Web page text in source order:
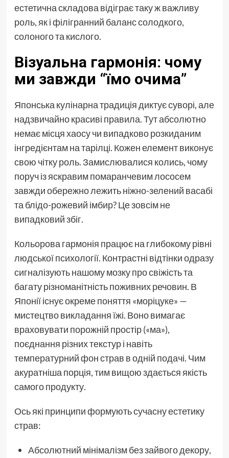
естетична складова відіграє таку ж важливу
роль, як і філігранний баланс солодкого,
солоного та кислого.
Візуальна гармонія: чому
ми завжди “їмо очима”
Японська кулінарна традиція диктує суворі, але
надзвичайно красиві правила. Тут абсолютно
немає місця хаосу чи випадково розкиданим
інгредієнтам на тарілці. Кожен елемент виконує
свою чітку роль. Замислювалися колись, чому
поруч із яскравим помаранчевим лососем
завжди обережно лежить ніжно-зелений васабі
та блідо-рожевий імбир? Це зовсім не
випадковий збіг.
Кольорова гармонія працює на глибокому рівні
людської психології. Контрастні відтінки одразу
сигналізують нашому мозку про свіжість та
багату різноманітність поживних речовин. В
Японії існує окреме поняття «моріцуке» —
мистецтво викладання їжі. Воно вимагає
враховувати порожній простір («ма»),
поєднання різних текстур і навіть
температурний фон страв в одній подачі. Чим
акуратніша порція, тим вищою здається якість
самого продукту.
Ось які принципи формують сучасну естетику
страв:
Абсолютний мінімалізм без зайвого декору,